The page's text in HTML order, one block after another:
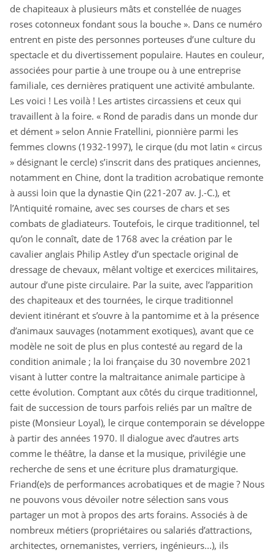
de chapiteaux à plusieurs mâts et constellée de nuages
roses cotonneux fondant sous la bouche ». Dans ce numéro
entrent en piste des personnes porteuses d’une culture du
spectacle et du divertissement populaire. Hautes en couleur,
associées pour partie à une troupe ou à une entreprise
familiale, ces dernières pratiquent une activité ambulante.
Les voici ! Les voilà ! Les artistes circassiens et ceux qui
travaillent à la foire. « Rond de paradis dans un monde dur
et dément » selon Annie Fratellini, pionnière parmi les
femmes clowns (1932-1997), le cirque (du mot latin « circus
» désignant le cercle) s’inscrit dans des pratiques anciennes,
notamment en Chine, dont la tradition acrobatique remonte
à aussi loin que la dynastie Qin (221-207 av. J.-C.), et
l’Antiquité romaine, avec ses courses de chars et ses
combats de gladiateurs. Toutefois, le cirque traditionnel, tel
qu’on le connaît, date de 1768 avec la création par le
cavalier anglais Philip Astley d’un spectacle original de
dressage de chevaux, mêlant voltige et exercices militaires,
autour d’une piste circulaire. Par la suite, avec l’apparition
des chapiteaux et des tournées, le cirque traditionnel
devient itinérant et s’ouvre à la pantomime et à la présence
d’animaux sauvages (notamment exotiques), avant que ce
modèle ne soit de plus en plus contesté au regard de la
condition animale ; la loi française du 30 novembre 2021
visant à lutter contre la maltraitance animale participe à
cette évolution. Comptant aux côtés du cirque traditionnel,
fait de succession de tours parfois reliés par un maître de
piste (Monsieur Loyal), le cirque contemporain se développe
à partir des années 1970. Il dialogue avec d’autres arts
comme le théâtre, la danse et la musique, privilégie une
recherche de sens et une écriture plus dramaturgique.
Friand(e)s de performances acrobatiques et de magie ? Nous
ne pouvons vous dévoiler notre sélection sans vous
partager un mot à propos des arts forains. Associés à de
nombreux métiers (propriétaires ou salariés d’attractions,
architectes, ornemanistes, verriers, ingénieurs...), ils